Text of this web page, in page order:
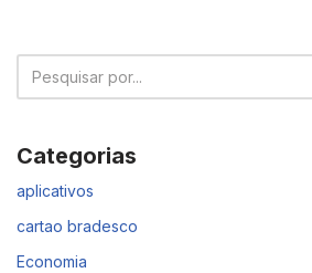
Categorias
aplicativos
cartao bradesco
Economia